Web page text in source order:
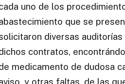
uno de los
que se
diversas
contratos,
medicamento de dudosa
y otras faltas, de las